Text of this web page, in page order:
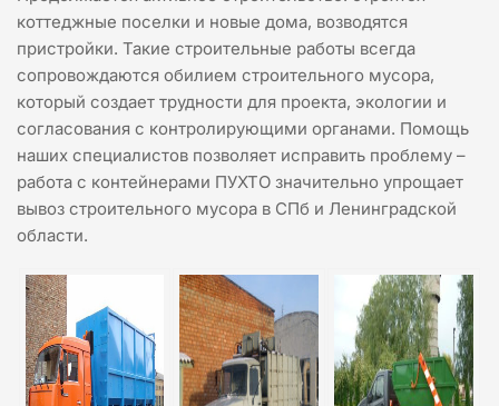
коттеджные поселки и новые дома, возводятся
пристройки. Такие строительные работы всегда
сопровождаются обилием строительного мусора,
который создает трудности для проекта, экологии и
согласования с контролирующими органами. Помощь
наших специалистов позволяет исправить проблему –
работа с контейнерами ПУХТО значительно упрощает
вывоз строительного мусора в СПб и Ленинградской
области.